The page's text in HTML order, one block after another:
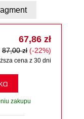
67,86 zł
87,00 zł (-22%)
cena z 30 dni
zakupu